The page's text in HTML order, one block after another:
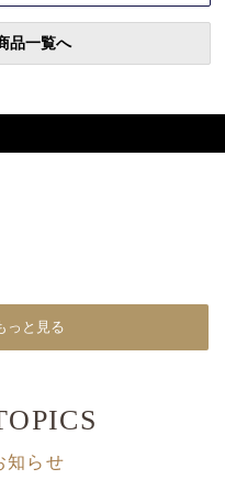
品一覧へ
っと見る
知らせ